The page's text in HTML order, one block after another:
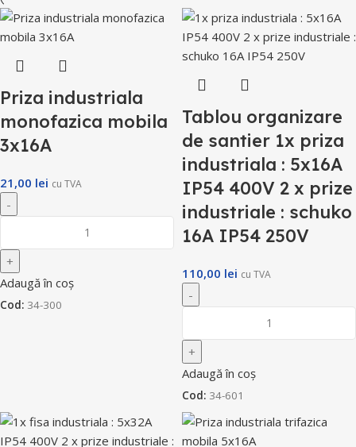
Priza industriala
monofazica mobila
3x16A
21,00 lei cu TVA
Adaugă în coș
Cod: 34-300
Tablou organizare
de santier 1x priza
industriala : 5x16A
IP54 400V 2 x prize
industriale : schuko
16A IP54 250V
110,00 lei cu TVA
Adaugă în coș
Cod: 34-601